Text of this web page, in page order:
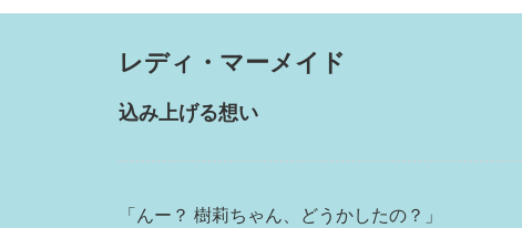
レディ・マーメイド
込み上げる想い
「んー？ 樹莉ちゃん、どうかしたの？」